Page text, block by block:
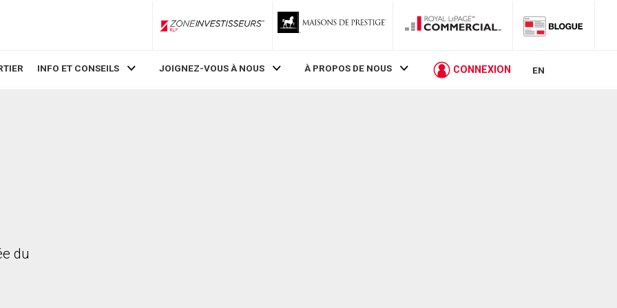
ZoneInvestisseurs RLP
INFO ET CONSEILS JOIGNEZ-VOUS À NOUS À PROPOS DE NOUS CONNEXION EN
du